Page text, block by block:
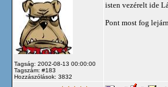
Tagság: 2002-08-13 00:00:00
Tagszám: #183
Hozzászólások: 3832
isten vezérelt ide
Pont most fog